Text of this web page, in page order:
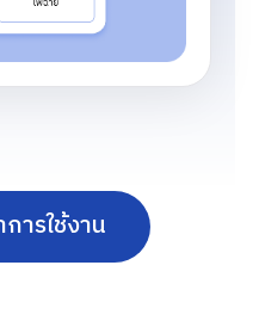
ารใช้งาน